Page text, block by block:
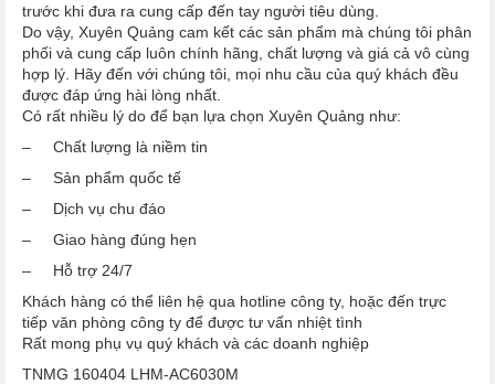
trước khi đưa ra cung cấp đến tay người tiêu dùng.
Do vậy, Xuyên Quảng cam kết các sản phẩm mà chúng tôi phân
phối và cung cấp luôn chính hãng, chất lượng và giá cả vô cùng
hợp lý. Hãy đến với chúng tôi, mọi nhu cầu của quý khách đều
được đáp ứng hài lòng nhất.
Có rất nhiều lý do để bạn lựa chọn Xuyên Quảng như:
– Chất lượng là niềm tin
– Sản phẩm quốc tế
– Dịch vụ chu đáo
– Giao hàng đúng hẹn
– Hỗ trợ 24/7
Khách hàng có thể liên hệ qua hotline công ty, hoặc đến trực
tiếp văn phòng công ty để được tư vấn nhiệt tình
Rất mong phụ vụ quý khách và các doanh nghiệp
TNMG 160404 LHM-AC6030M